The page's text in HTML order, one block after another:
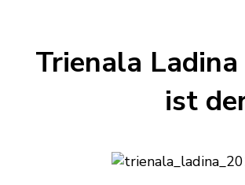
Trienala
ist